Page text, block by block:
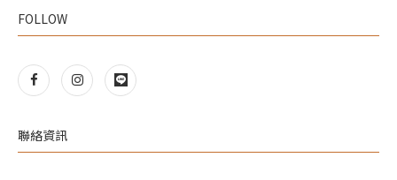
FOLLOW
聯絡資訊